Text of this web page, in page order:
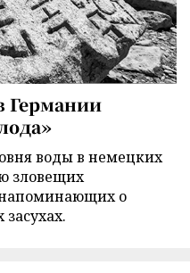
Германии
воды в немецких
зловещих
о